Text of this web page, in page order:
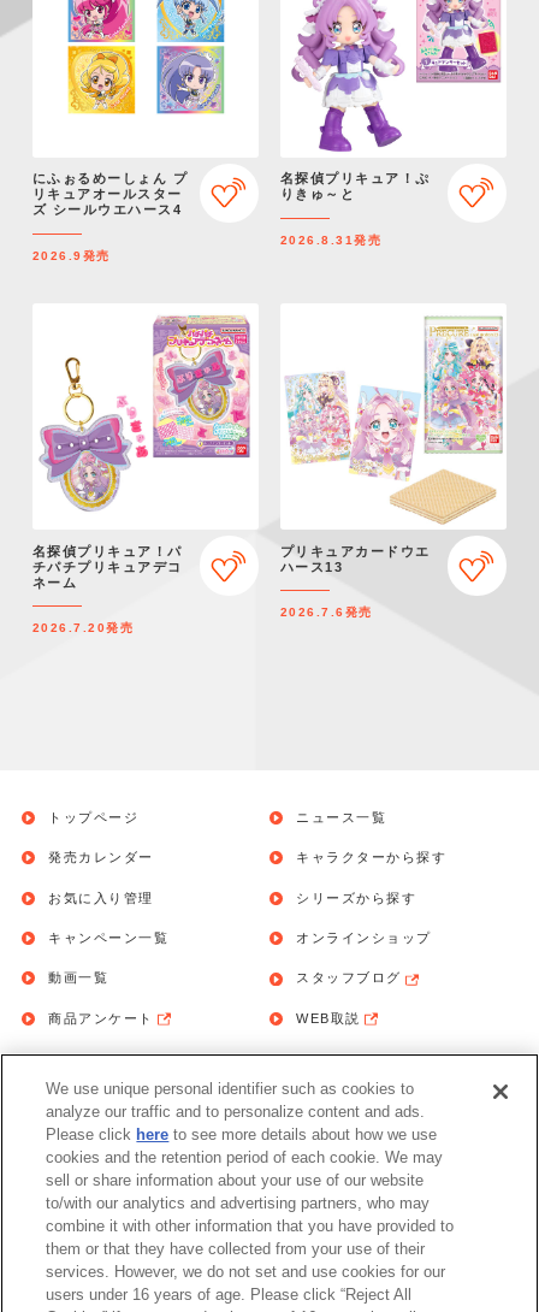
にふぉるめーしょん プ
リキュアオールスター
ズ シールウエハース4
2026.9発売
名探偵プリキュア！ぷ
りきゅ～と
2026.8.31発売
名探偵プリキュア！パ
チパチプリキュアデコ
ネーム
2026.7.20発売
プリキュアカードウエ
ハース13
2026.7.6発売
トップページ
発売カレンダー
お気に入り管理
ニュース一覧
キャラクターから探す
シリーズから探す
キャンペーン一覧
動画一覧
商品アンケート
オンラインショップ
スタッフブログ
WEB取説
お問い合わせ 個人情報保護方針
利用規約
Do Not Sell or Share My Personal
Information
アレルギー情報
We use unique personal identifier such as cookies to
analyze our traffic and to personalize content and ads.
Please click here to see more details about how we use
cookies and the retention period of each cookie. We may
sell or share information about your use of our website
to/with our analytics and advertising partners, who may
combine it with other information that you have provided to
them or that they have collected from your use of their
services. However, we do not set and use cookies for our
users under 16 years of age. Please click “Reject All